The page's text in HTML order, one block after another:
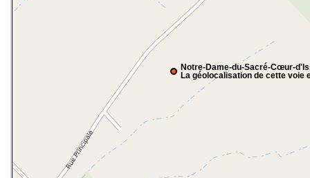
Notre-Dame-du-Sacré-Cœur-
La géolocalisation de cette voie